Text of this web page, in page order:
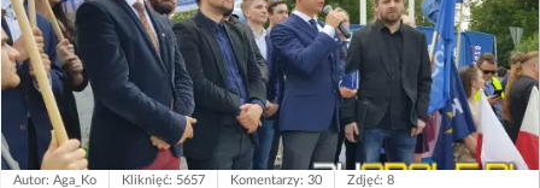
Autor: Aga_Ko Kliknięć: 5657 Komentarzy: 30 Zdjęć: 8